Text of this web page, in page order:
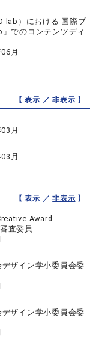
lab）における 国際プ
でのコンテンツディ
月
【 表示 ／非表示 】
月
月
【 表示 ／非表示 】
Award
査委員
ザイン学小委員会委
ザイン学小委員会委